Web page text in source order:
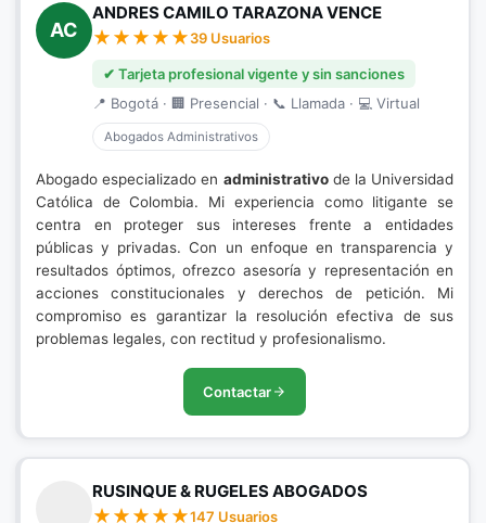
AC
ANDRES CAMILO TARAZONA VENCE
39 Usuarios
✔ Tarjeta profesional vigente y sin sanciones
📍 Bogotá · 🏢 Presencial · 📞 Llamada · 💻 Virtual
Abogados Administrativos
Abogado especializado en administrativode la Universidad
Católica de Colombia. Mi experiencia como litigante se
centra en proteger sus intereses frente a entidades
públicas y privadas. Con un enfoque en transparencia y
resultados óptimos, ofrezco asesoría y representación en
acciones constitucionales y derechos de petición. Mi
compromiso es garantizar la resolución efectiva de sus
problemas legales, con rectitud y profesionalismo.
Contactar
RUSINQUE & RUGELES ABOGADOS
147 Usuarios